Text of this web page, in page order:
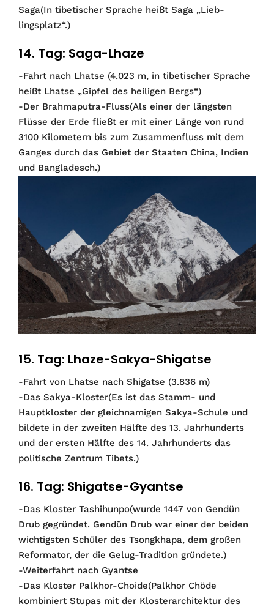
Saga(In tibetischer Sprache heißt Saga „Lieb­
lingsplatz“.)
14. Tag: Saga-Lhaze
-Fahrt nach Lhatse (4.023 m, in tibetischer Sprache
heißt Lhatse „Gipfel des heiligen Bergs“)
-Der Brahmaputra-Fluss(Als einer der längsten
Flüsse der Erde fließt er mit einer Länge von rund
3100 Kilometern bis zum Zusammenfluss mit dem
Ganges durch das Gebiet der Staaten China, Indien
und Bangladesch.)
15. Tag: Lhaze-Sakya-Shigatse
-Fahrt von Lhatse nach Shigatse (3.836 m)
-Das Sakya-Kloster(Es ist das Stamm- und
Hauptkloster der gleichnamigen Sakya-Schule und
bildete in der zweiten Hälfte des 13. Jahrhunderts
und der ersten Hälfte des 14. Jahrhunderts das
politische Zentrum Tibets.)
16. Tag: Shigatse-Gyantse
-Das Kloster Tashihunpo(wurde 1447 von Gendün
Drub gegründet. Gendün Drub war einer der beiden
wichtigsten Schüler des Tsongkhapa, dem großen
Reformator, der die Gelug-Tradition gründete.)
-Weiterfahrt nach Gyantse
-Das Kloster Palkhor-Choide(Palkhor Chöde
kombiniert Stupas mit der Klosterarchitektur des